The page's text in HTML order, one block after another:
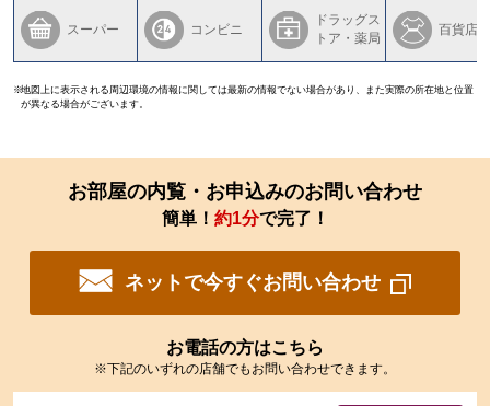
スーパー コンビニ
ドラッグス
トア・薬局
百貨店
地図上に表示される周辺環境の情報に関しては最新の情報でない場合があり、また実際の所在地と位置
が異なる場合がございます。
お部屋の内覧・お申込みのお問い合わせ
簡単！ 約1分で完了！
ネットで今すぐお問い合わせ
お電話の方はこちら
※下記のいずれの店舗でもお問い合わせできます。